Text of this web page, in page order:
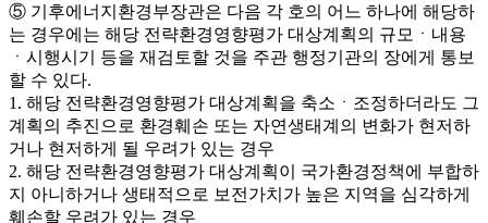
⑤ 기후에너지환경부장관은 다음 각 호의 어느 하나에 해당하
는 경우에는 해당 전략환경영향평가 대상계획의 규모ㆍ내용
ㆍ시행시기 등을 재검토할 것을 주관 행정기관의 장에게 통보
할 수 있다.
1. 해당 전략환경영향평가 대상계획을 축소ㆍ조정하더라도 그
계획의 추진으로 환경훼손 또는 자연생태계의 변화가 현저하
거나 현저하게 될 우려가 있는 경우
2. 해당 전략환경영향평가 대상계획이 국가환경정책에 부합하
지 아니하거나 생태적으로 보전가치가 높은 지역을 심각하게
훼손할 우려가 있는 경우